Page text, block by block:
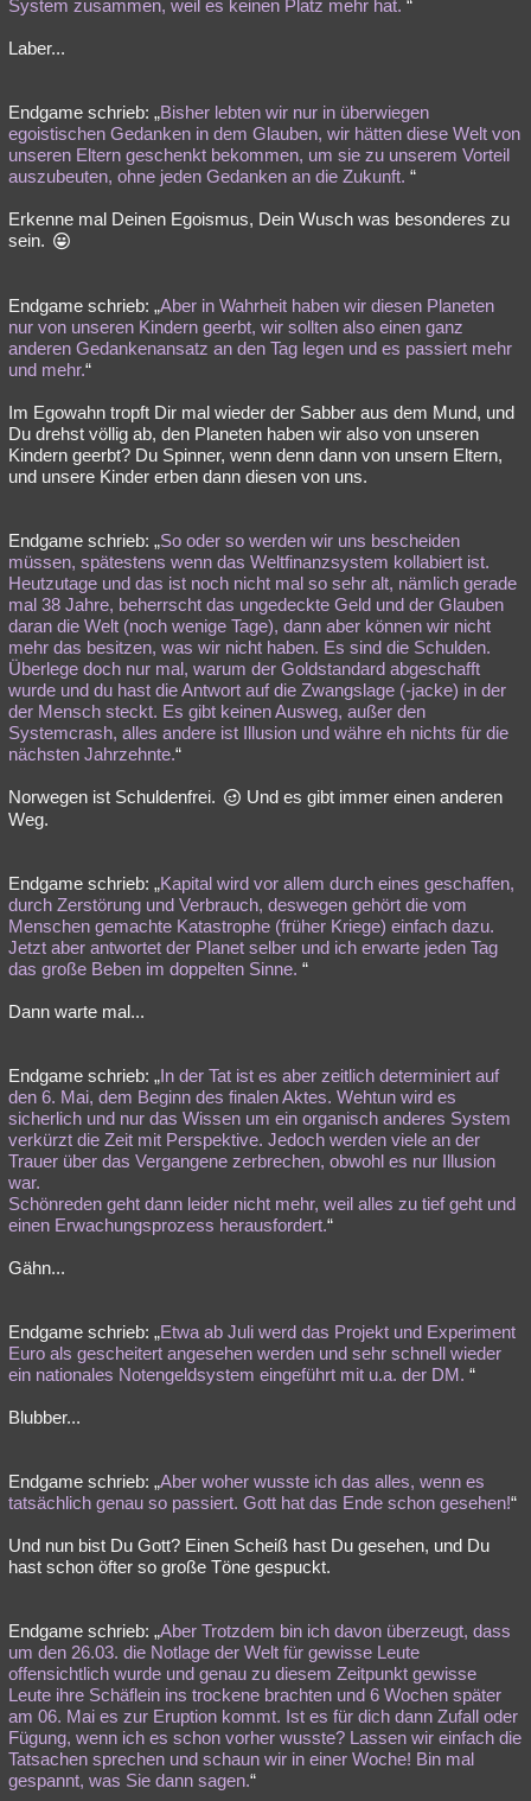
System zusammen, weil es keinen Platz mehr hat. “
Laber...
Endgame schrieb: „Bisher lebten wir nur in überwiegen
egoistischen Gedanken in dem Glauben, wir hätten diese Welt von
unseren Eltern geschenkt bekommen, um sie zu unserem Vorteil
auszubeuten, ohne jeden Gedanken an die Zukunft. “
Erkenne mal Deinen Egoismus, Dein Wusch was besonderes zu
sein.
Endgame schrieb: „Aber in Wahrheit haben wir diesen Planeten
nur von unseren Kindern geerbt, wir sollten also einen ganz
anderen Gedankenansatz an den Tag legen und es passiert mehr
und mehr.“
Im Egowahn tropft Dir mal wieder der Sabber aus dem Mund, und
Du drehst völlig ab, den Planeten haben wir also von unseren
Kindern geerbt? Du Spinner, wenn denn dann von unsern Eltern,
und unsere Kinder erben dann diesen von uns.
Endgame schrieb: „So oder so werden wir uns bescheiden
müssen, spätestens wenn das Weltfinanzsystem kollabiert ist.
Heutzutage und das ist noch nicht mal so sehr alt, nämlich gerade
mal 38 Jahre, beherrscht das ungedeckte Geld und der Glauben
daran die Welt (noch wenige Tage), dann aber können wir nicht
mehr das besitzen, was wir nicht haben. Es sind die Schulden.
Überlege doch nur mal, warum der Goldstandard abgeschafft
wurde und du hast die Antwort auf die Zwangslage (-jacke) in der
der Mensch steckt. Es gibt keinen Ausweg, außer den
Systemcrash, alles andere ist Illusion und währe eh nichts für die
nächsten Jahrzehnte.“
Norwegen ist Schuldenfrei.
Und es gibt immer einen anderen
Weg.
Endgame schrieb: „Kapital wird vor allem durch eines geschaffen,
durch Zerstörung und Verbrauch, deswegen gehört die vom
Menschen gemachte Katastrophe (früher Kriege) einfach dazu.
Jetzt aber antwortet der Planet selber und ich erwarte jeden Tag
das große Beben im doppelten Sinne. “
Dann warte mal...
Endgame schrieb: „In der Tat ist es aber zeitlich determiniert auf
den 6. Mai, dem Beginn des finalen Aktes. Wehtun wird es
sicherlich und nur das Wissen um ein organisch anderes System
verkürzt die Zeit mit Perspektive. Jedoch werden viele an der
Trauer über das Vergangene zerbrechen, obwohl es nur Illusion
war.
Schönreden geht dann leider nicht mehr, weil alles zu tief geht und
einen Erwachungsprozess herausfordert.“
Gähn...
Endgame schrieb: „Etwa ab Juli werd das Projekt und Experiment
Euro als gescheitert angesehen werden und sehr schnell wieder
ein nationales Notengeldsystem eingeführt mit u.a. der DM. “
Blubber...
Endgame schrieb: „Aber woher wusste ich das alles, wenn es
tatsächlich genau so passiert. Gott hat das Ende schon gesehen!“
Und nun bist Du Gott? Einen Scheiß hast Du gesehen, und Du
hast schon öfter so große Töne gespuckt.
Endgame schrieb: „Aber Trotzdem bin ich davon überzeugt, dass
um den 26.03. die Notlage der Welt für gewisse Leute
offensichtlich wurde und genau zu diesem Zeitpunkt gewisse
Leute ihre Schäflein ins trockene brachten und 6 Wochen später
am 06. Mai es zur Eruption kommt. Ist es für dich dann Zufall oder
Fügung, wenn ich es schon vorher wusste? Lassen wir einfach die
Tatsachen sprechen und schaun wir in einer Woche! Bin mal
gespannt, was Sie dann sagen.“